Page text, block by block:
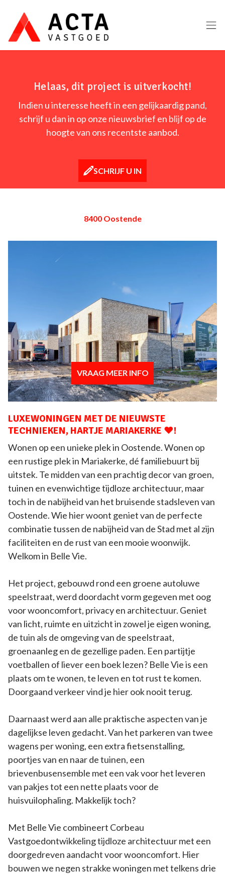
Helaas, dit project is uitverkocht!
Indien u interesse heeft in een gelijkaardig pand,
schrijf u dan in op onze nieuwsbrief en blijf op de
hoogte van ons recentste aanbod.
SCHRIJF U IN
8400 Oostende
VRAAG MEER INFO
LUXEWONINGEN MET DE NIEUWSTE
TECHNIEKEN, HARTJE MARIAKERKE ❤️!
Wonen op een unieke plek in Oostende. Wonen op
een rustige plek in Mariakerke, dé familiebuurt bij
uitstek. Te midden van een prachtig decor van groen,
tuinen en evenwichtige tijdloze architectuur, maar
toch in de nabijheid van het bruisende stadsleven van
Oostende. Wie hier woont geniet van de perfecte
combinatie tussen de nabijheid van de Stad met al zijn
faciliteiten en de rust van een mooie woonwijk.
Welkom in Belle Vie.
Het project, gebouwd rond een groene autoluwe
speelstraat, werd doordacht vorm gegeven met oog
voor wooncomfort, privacy en architectuur. Geniet
van licht, ruimte en uitzicht in zowel je eigen woning,
de tuin als de omgeving van de speelstraat,
groenaanleg en de gezellige paden. Een partijtje
voetballen of liever een boek lezen? Belle Vie is een
plaats om te wonen, te leven en tot rust te komen.
Doorgaand verkeer vind je hier ook nooit terug.
Daarnaast werd aan alle praktische aspecten van je
dagelijkse leven gedacht. Van het parkeren van twee
wagens per woning, een extra fietsenstalling,
poortjes van en naar de tuinen, een
brievenbusensemble met een vak voor het leveren
van pakjes tot een nette plaats voor de
huisvuilophaling. Makkelijk toch?
Met Belle Vie combineert Corbeau
Vastgoedontwikkeling tijdloze architectuur met een
doorgedreven aandacht voor wooncomfort. Hier
bouwen we negen strakke woningen met telkens drie